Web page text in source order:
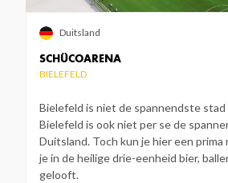
SCHÜCOARENA
BIELEFELD
Bielefeld is niet de spannendste stad
Bielefeld is ook niet per se de
Duitsland. Toch kun je hier een prima
je in de heilige drie-eenheid bier,
gelooft.
Duitsland